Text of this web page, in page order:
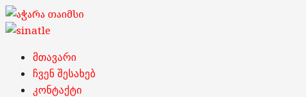
Skip
to
Primary
Menu
მთავარი
ჩვენ შესახებ
კონტაქტი